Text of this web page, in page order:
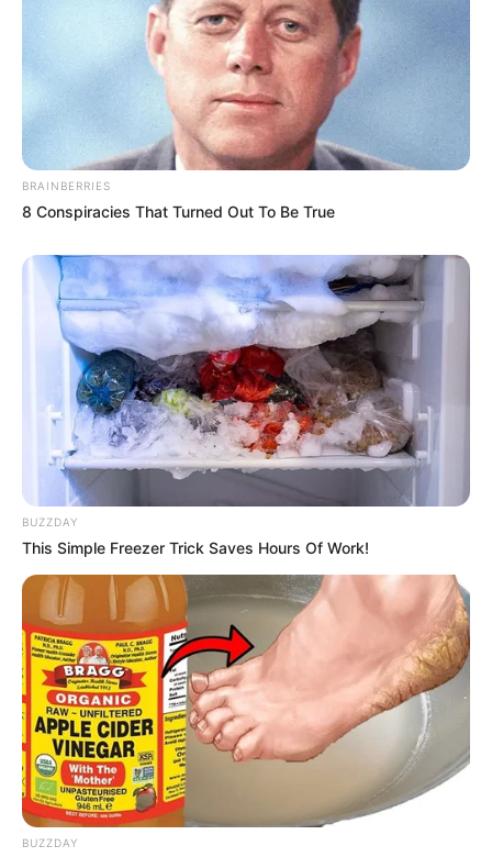
Quermania folgen: Impressum & Kontakt
Smartphone Startseite
Suchen:
Auf einigen Seiten dieses Projektes sind Affiliate-
Angebote integriert. Wenn etwas darüber gebucht oder
gekauft wird, ist das eine Unterstützung, ohne dass sich
dadurch der Preis ändert.
BRAINBERRIES
8 Conspiracies That Turned Out To Be True
BUZZDAY
This Simple Freezer Trick Saves Hours Of Work!
BUZZDAY